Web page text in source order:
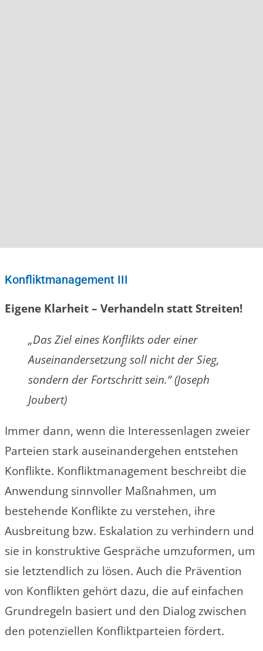
Konfliktmanagement III
Eigene Klarheit – Verhandeln statt Streiten!
„Das Ziel eines Konflikts oder einer
Auseinandersetzung soll nicht der Sieg,
sondern der Fortschritt sein.“ (Joseph
Joubert)
Immer dann, wenn die Interessenlagen zweier
Parteien stark auseinandergehen entstehen
Konflikte. Konfliktmanagement beschreibt die
Anwendung sinnvoller Maßnahmen, um
bestehende Konflikte zu verstehen, ihre
Ausbreitung bzw. Eskalation zu verhindern und
sie in konstruktive Gespräche umzuformen, um
sie letztendlich zu lösen. Auch die Prävention
von Konflikten gehört dazu, die auf einfachen
Grundregeln basiert und den Dialog zwischen
den potenziellen Konfliktparteien fördert.